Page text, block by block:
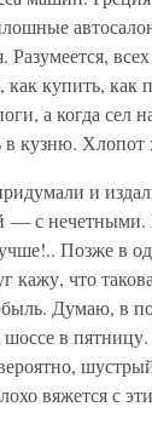
купить, как
а когда сел
кузню. Хлопот
и
— с
Позже в
что
Думаю, в
шоссе в
вяжется с